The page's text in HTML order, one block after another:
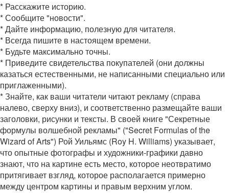
* Расскажите историю.
* Сообщите "новости".
* Дайте информацию, полезную для читателя.
* Всегда пишите в настоящем времени.
* Будьте максимально точны.
* Приведите свидетельства покупателей (они должны
казаться естественными, не написанными специально или
приглаженными).
* Знайте, как ваши читатели читают рекламу (справа
налево, сверху вниз), и соответственно размещайте ваши
заголовки, рисунки и тексты. В своей книге "Секретные
формулы волшебной рекламы" ("Secret Formulas of the
Wizard of Arts") Рой Уильямс (Roy H. Williams) указывает,
что опытные фотографы и художники-графики давно
знают, что на картине есть место, которое неотвратимо
притягивает взгляд, которое располагается примерно
между центром картины и правым верхним углом.